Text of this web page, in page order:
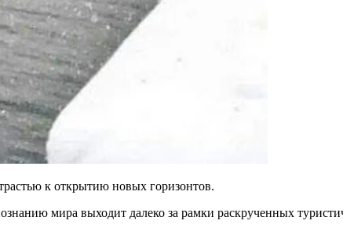
к открытию новых горизонтов.
мира выходит далеко за рамки раскрученных